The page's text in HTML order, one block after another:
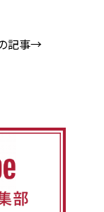
記事→